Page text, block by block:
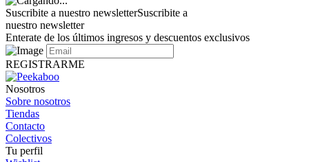
Suscribite a nuestro newsletterSuscribite a
nuestro newsletter
Enterate de los últimos ingresos y descuentos exclusivos
REGISTRARME
Nosotros
Sobre nosotros
Tiendas
Contacto
Colectivos
Tu perfil